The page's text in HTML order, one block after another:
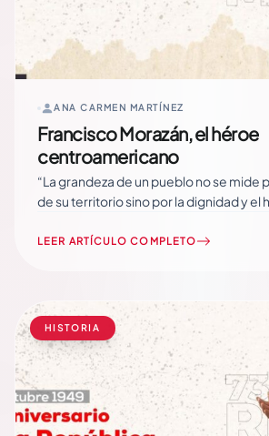
ANA CARMEN MARTÍNEZ
Francisco Morazán, el héroe
centroamericano
“La grandeza de un pueblo no se mide
de su territorio sino por la dignidad y el
años, el 3 de octubre de 1742, nació en
LEER ARTÍCULO COMPLETO
HISTORIA